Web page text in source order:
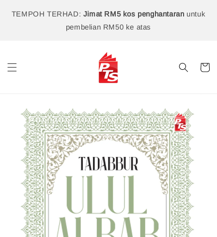
TEMPOH TERHAD: Jimat RM5 kos penghantaran untuk
pembelian RM50 ke atas